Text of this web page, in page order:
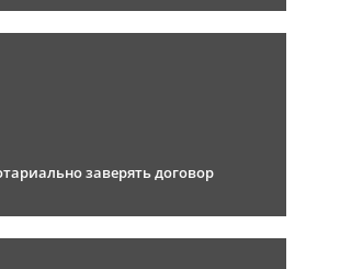
заверять договор